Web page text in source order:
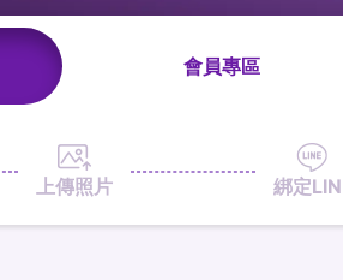
會員專區
上傳照片 綁定